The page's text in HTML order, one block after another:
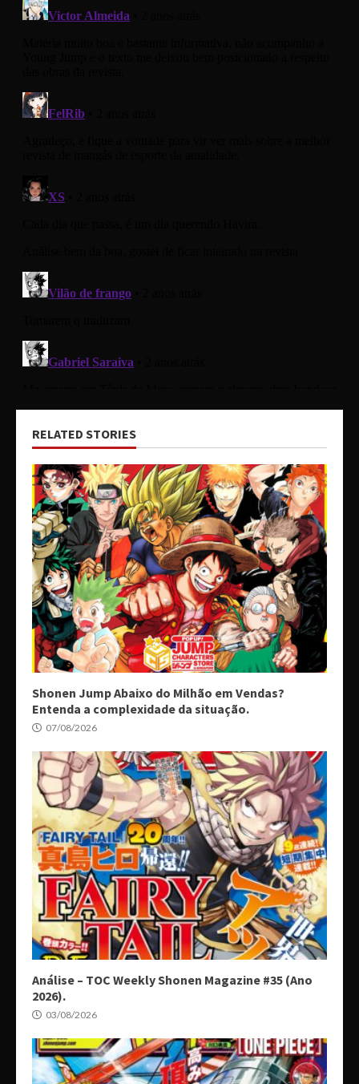
RELATED STORIES
Shonen Jump Abaixo do Milhão em Vendas?
Entenda a complexidade da situação.
07/08/2026
Análise – TOC Weekly Shonen Magazine #35 (Ano
2026).
03/08/2026